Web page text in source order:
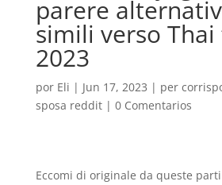
parere
simili verso
2023
por Eli | Jun 17, 2023 | per
sposa reddit| 0 Comentarios
Eccomi di originale da queste